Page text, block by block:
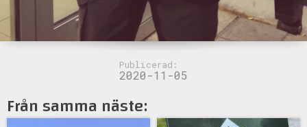
Publicerad:
2020-11-05
Från samma näste: